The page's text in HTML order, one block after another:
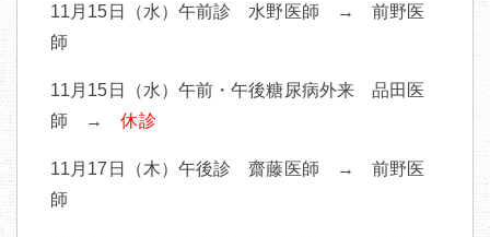
11月15日（水）午前診 水野医師 → 前野医
師
11月15日（水）午前・午後糖尿病外来 品田医
師 →休診
11月17日（木）午後診 齋藤医師 → 前野医
師